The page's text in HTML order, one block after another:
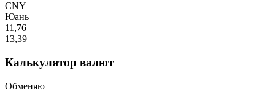
CNY
Юань
11,76
13,39
Калькулятор валют
Обменяю